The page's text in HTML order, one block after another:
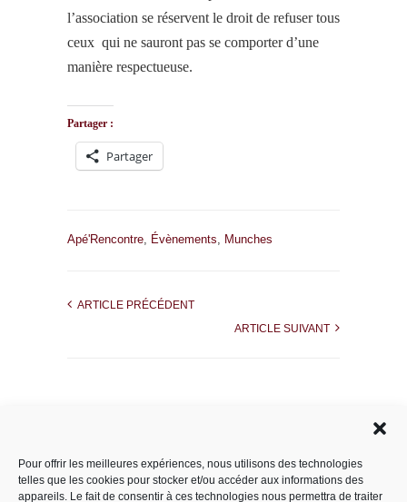
Pour offrir les meilleures expériences, nous utilisons des technologies
telles que les cookies pour stocker et/ou accéder aux informations des
appareils. Le fait de consentir à ces technologies nous permettra de traiter
l’association se réservent le droit de refuser tous
ceux qui ne sauront pas se comporter d’une
manière respectueuse.
Partager :
Partager
Apé'Rencontre, Évènements, Munches
ARTICLE PRÉCÉDENT
ARTICLE SUIVANT